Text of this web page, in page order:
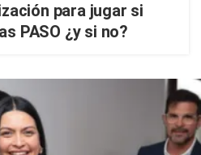
para jugar si
PASO ¿y si no?